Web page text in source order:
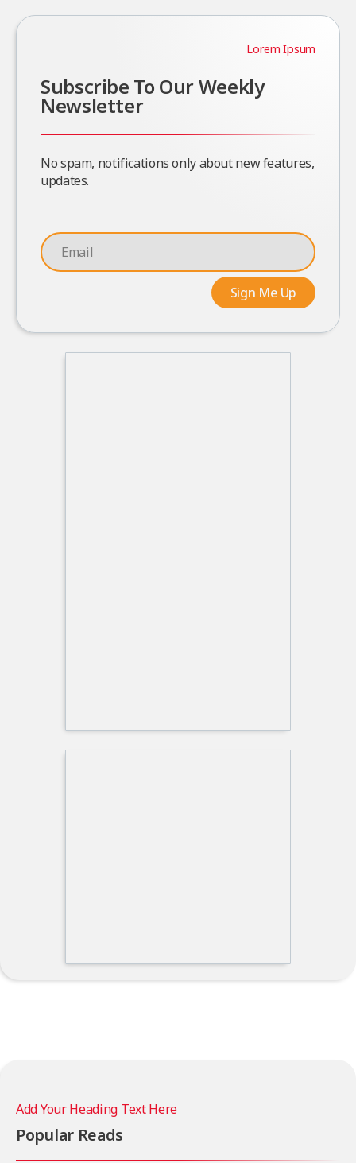
Lorem Ipsum
Subscribe To Our Weekly
Newsletter
No spam, notifications only about new features,
updates.
Sign Me Up
Add Your Heading Text Here
Popular Reads